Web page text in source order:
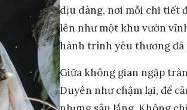
dịu dàng, nơi mỗi chi tiết
lên như một khu vườn
hành trình yêu thương đã
Giữa không gian ngập
Duyên như chậm lại, để